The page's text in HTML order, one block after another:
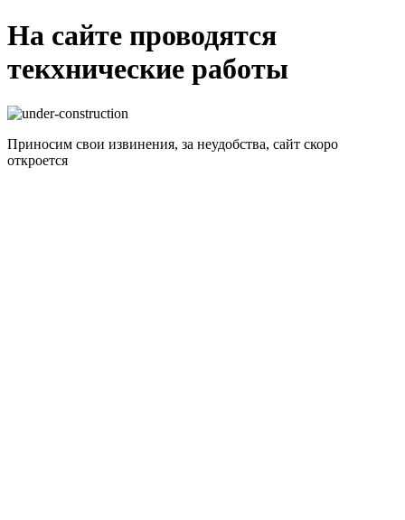
На сайте проводятся
текхнические работы
Приносим свои извинения, за неудобства, сайт скоро
откроется